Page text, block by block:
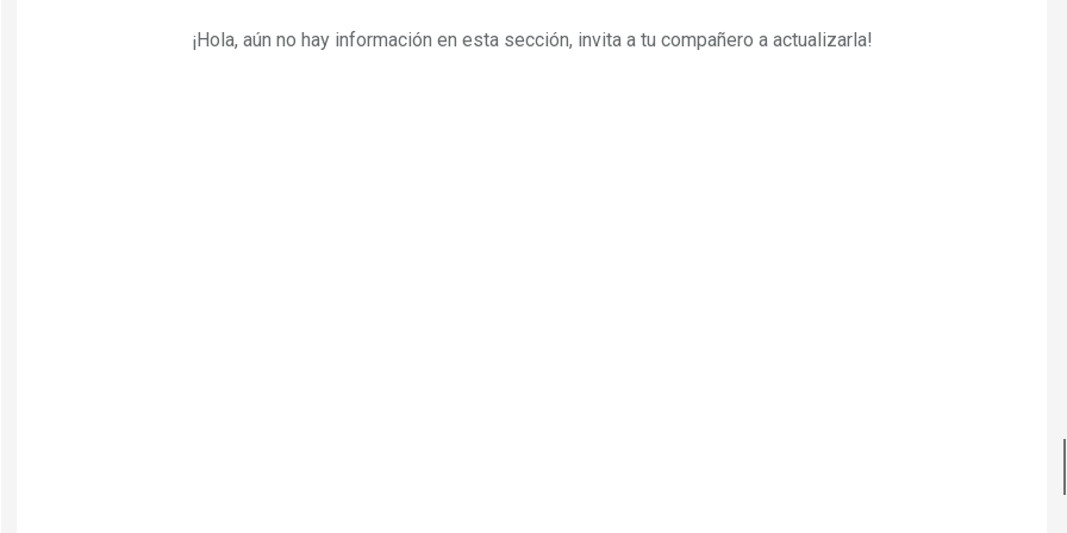
¡Hola, aún no hay información en esta sección, invita a tu compañero a actualizarla!